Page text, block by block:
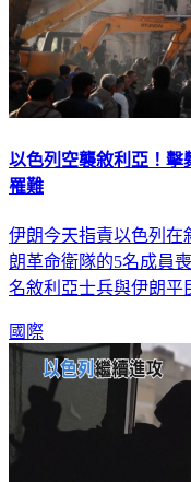
以色列空襲敘利亞！
罹難
伊朗今天指責以色列在
朗革命衛隊的5名成員
名敘利亞士兵與伊朗平
國際